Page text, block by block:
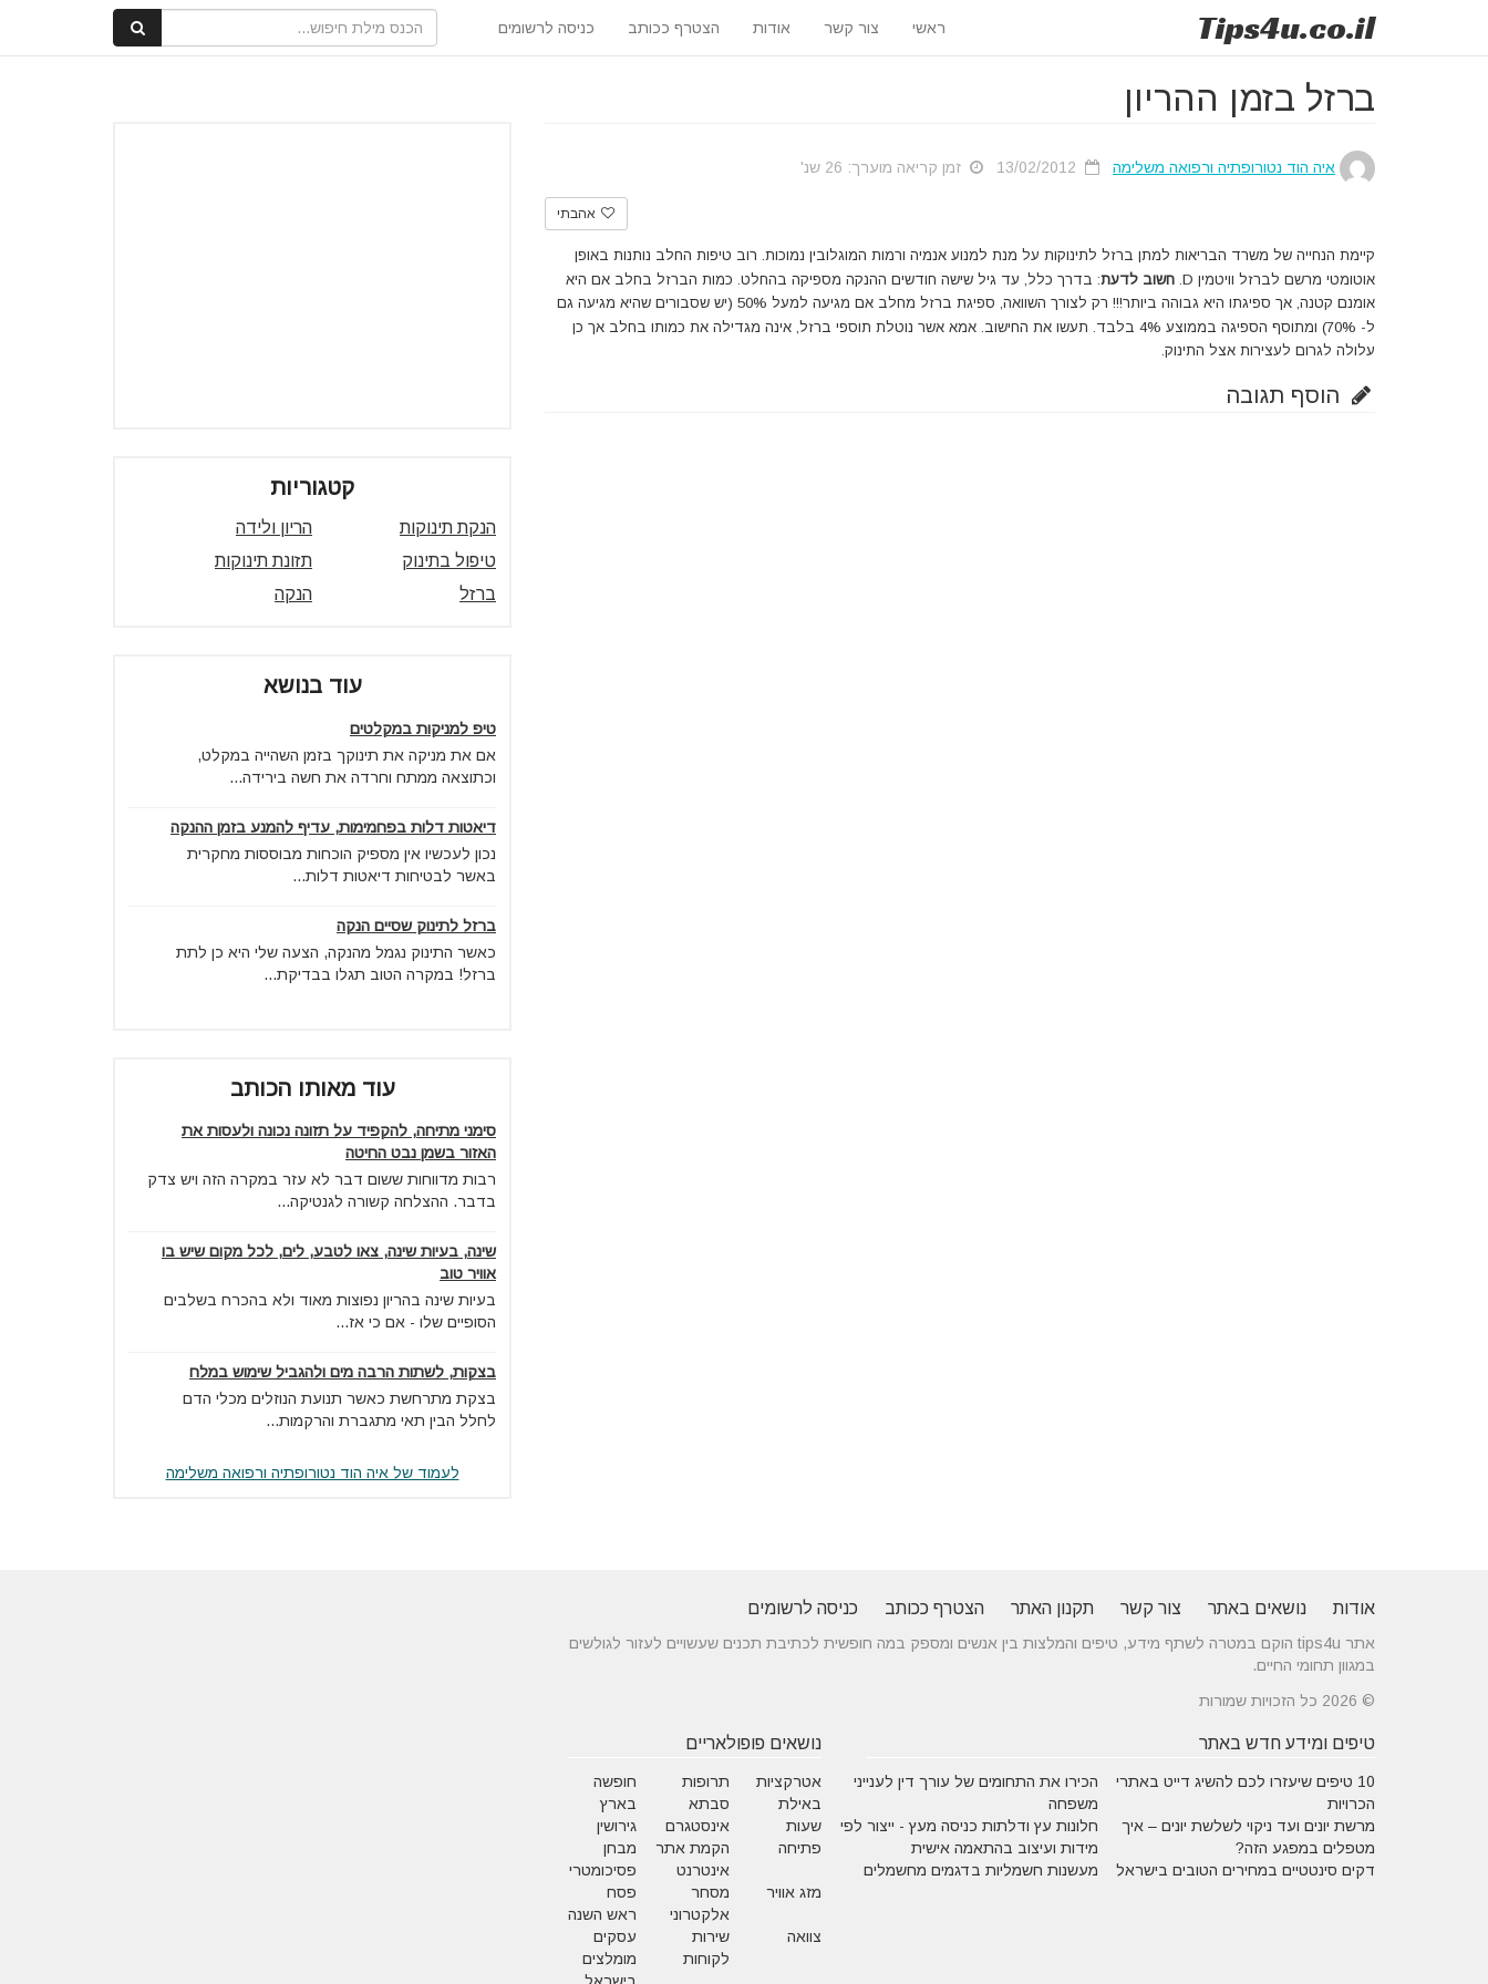
Tips4u.co.il ראשי צור קשר אודות הצטרף ככותב כניסה לרשומים
ברזל בזמן ההריון
איה הוד נטורופתיה ורפואה משלימה זמן קריאה מוערך: 26 שנ'
אהבתי
קיימת הנחייה של משרד הבריאות למתן ברזל לתינוקות על מנת למנוע אנמיה ורמות המוגלובין נמוכות. רוב טיפות החלב נותנות באופן
אוטומטי מרשם לברזל וויטמין D.
חשוב לדעת: בדרך כלל, עד גיל שישה חודשים ההנקה מספיקה בהחלט. כמות הברזל בחלב אם היא
אומנם קטנה, אך ספיגתו היא גבוהה ביותר!!! רק לצורך השוואה, ספיגת ברזל מחלב אם מגיעה למעל 50% (יש שסבורים שהיא מגיעה גם
ל- 70%) ומתוסף הספיגה בממוצע 4% בלבד. תעשו את החישוב.
אמא אשר נוטלת תוספי ברזל, אינה מגדילה את כמותו בחלב אך כן
עלולה לגרום לעצירות אצל התינוק.
הוסף תגובה
קטגוריות
הנקת תינוקות
הריון ולידה
טיפול בתינוק
תזונת תינוקות
ברזל
הנקה
עוד בנושא
טיפ למניקות במקלטים
אם את מניקה את תינוקך בזמן השהייה במקלט,
וכתוצאה ממתח וחרדה את חשה בירידה...
דיאטות דלות בפחמימות, עדיף להמנע בזמן ההנקה
נכון לעכשיו אין מספיק הוכחות מבוססות מחקרית
באשר לבטיחות דיאטות דלות...
ברזל לתינוק שסיים הנקה
כאשר התינוק נגמל מהנקה, הצעה שלי היא כן לתת
ברזל! במקרה הטוב תגלו בבדיקת...
עוד מאותו הכותב
סימני מתיחה, להקפיד על תזונה נכונה ולעסות את
האזור בשמן נבט החיטה
רבות מדווחות ששום דבר לא עזר במקרה הזה ויש צדק
בדבר. ההצלחה קשורה לגנטיקה...
שינה, בעיות שינה, צאו לטבע, לים, לכל מקום שיש בו
אוויר טוב
בעיות שינה בהריון נפוצות מאוד ולא בהכרח בשלבים
הסופיים שלו - אם כי אז...
בצקות, לשתות הרבה מים ולהגביל שימוש במלח
בצקת מתרחשת כאשר תנועת הנוזלים מכלי הדם
לחלל הבין תאי מתגברת והרקמות...
לעמוד של איה הוד נטורופתיה ורפואה משלימה
אודות נושאים באתר צור קשר תקנון האתר הצטרף ככותב כניסה לרשומים
אתר tips4u הוקם במטרה לשתף מידע, טיפים והמלצות בין אנשים ומספק במה חופשית לכתיבת תכנים שעשויים לעזור לגולשים
במגוון תחומי החיים.
© 2026 כל הזכויות שמורות
טיפים ומידע חדש באתר
10 טיפים שיעזרו לכם להשיג דייט באתרי
הכרויות
הכירו את התחומים של עורך דין לענייני
משפחה
מרשת יונים ועד ניקוי לשלשת יונים – איך
מטפלים במפגע הזה?
חלונות עץ ודלתות כניסה מעץ - ייצור לפי
מידות ועיצוב בהתאמה אישית
דקים סינטטיים במחירים הטובים בישראל
מעשנות חשמליות בדגמים מחשמלים
נושאים פופולאריים
אטרקציות
באילת
תרופות
סבתא
חופשה
בארץ
שעות
פתיחה
אינסטגרם
גירושין
הקמת אתר
אינטרנט
מבחן
פסיכומטרי
מזג אוויר
מסחר
אלקטרוני
פסח
ראש השנה
צוואה
שירות
לקוחות
עסקים
מומלצים